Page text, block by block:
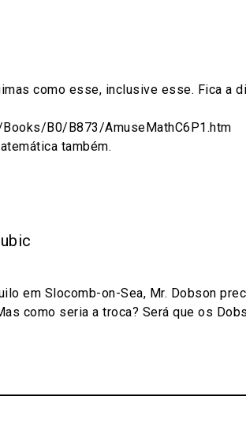
como esse, inclusive esse. Fica a
B0/B873/AmuseMathC6P1.htm
também.
em Slocomb-on-Sea, Mr. Dobson
como seria a troca? Será que os